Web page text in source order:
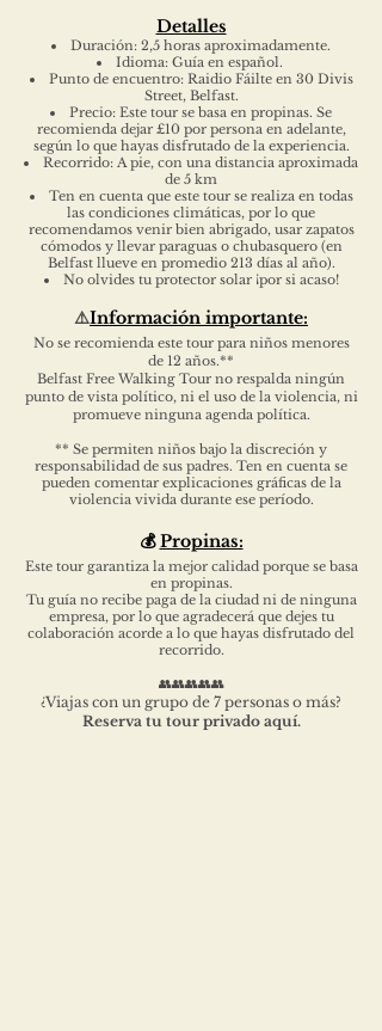
Detalles
Duración: 2,5 horas aproximadamente.
Idioma: Guía en español.
Punto de encuentro: Raidio Fáilte en 30 Divis
Street, Belfast.
Precio: Este tour se basa en propinas. Se
recomienda dejar £10 por persona en adelante,
según lo que hayas disfrutado de la experiencia.
Recorrido: A pie, con una distancia aproximada
de 5 km
Ten en cuenta que este tour se realiza en todas
las condiciones climáticas, por lo que
recomendamos venir bien abrigado, usar zapatos
cómodos y llevar paraguas o chubasquero (en
Belfast llueve en promedio 213 días al año).
No olvides tu protector solar ¡por si acaso!
⚠️Información importante:
No se recomienda este tour para niños menores
de 12 años.**
Belfast Free Walking Tour no respalda ningún
punto de vista político, ni el uso de la violencia, ni
promueve ninguna agenda política.
** Se permiten niños bajo la discreción y
responsabilidad de sus padres. Ten en cuenta se
pueden comentar explicaciones gráficas de la
violencia vivida durante ese período.
💰Propinas:
Este tour garantiza la mejor calidad porque se basa
en propinas.
Tu guía no recibe paga de la ciudad ni de ninguna
empresa, por lo que agradecerá que dejes tu
colaboración acorde a lo que hayas disfrutado del
recorrido.
👥👥👥👥👥
¿Viajas con un grupo de 7 personas o más?
Reserva tu tour privado aquí.